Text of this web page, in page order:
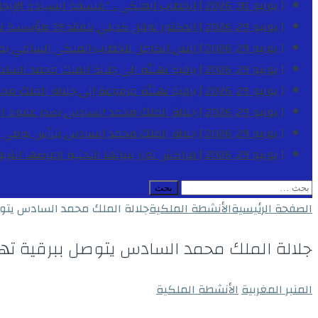
[ يوليو 30, 2026 ]
الخطاب الملكي .. “فلسفة السيادة
[ يوليو 29, 2026 ]
الدكتور نوفل كديلي يتفقد 39 مؤسسة تعليمية بجهة الدار البيضاء-سطات خلال الموسم الدراسي 2025-2026
[ يوليو 29, 2026 ]
النص الكامل للخطاب الملكي السامي بمناسبة الذكرى
[ يوليو 29, 2026 ]
برقية تهنئة الى جلالة الملك محمد
[ يوليو 29, 2026 ]
برقية تهنئة مرفوعة إلى جلالة الملك
[ يوليو 29, 2026 ]
جلالة الملك محمد السادس يصدر عفوه السامي على 1788 شخصا
[ يوليو 29, 2026 ]
جلالة الملك محمد السادس يترأس
[ يوليو 29, 2026 ]
مراكش تعزز بنياتها التحتية وعرضها
البحث
عن:
الصفحة الرئيسيةالأنشطة الملكيةجلالة الملك محمد السادس
جلالة الملك محمد السادس يتوصل ببرقية
المنبر المغربيةالأنشطة الملكية